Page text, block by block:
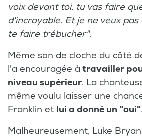
voix devant toi, tu vas faire
d'incroyable. Et je ne veux
te faire trébucher".
Même son de cloche du côté
l'a encouragée à travailler
niveau supérieur. La
même voulu laisser une
Franklin et lui a donné un "oui".
Malheureusement, Luke